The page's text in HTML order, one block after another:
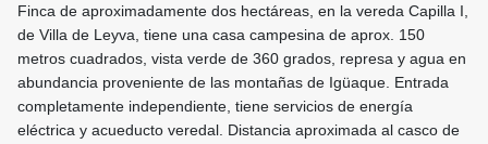
Finca de aproximadamente dos hectáreas, en la vereda Capilla I,
de Villa de Leyva, tiene una casa campesina de aprox. 150
metros cuadrados, vista verde de 360 grados, represa y agua en
abundancia proveniente de las montañas de Igüaque. Entrada
completamente independiente, tiene servicios de energía
eléctrica y acueducto veredal. Distancia aproximada al casco de